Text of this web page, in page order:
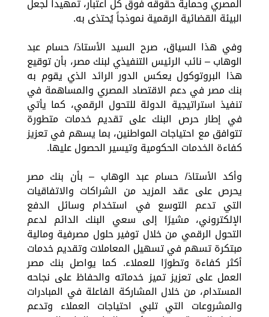
المصري وحماية حقوقه فوق كل اعتبار، تمهيداً لجعل
البيئة القضائية الرقمية نموذجاً يُحتذى به.
وفي هذا السياق، صرح السيد الأستاذ/ حسام عبد
الوهاب – نائب الرئيس التنفيذي لبنك مصر، بأن توقيع
هذا البروتوكول يعكس الدور الرائد الذي يقوم به
بنك مصر في دعم الاقتصاد المصري والمساهمة في
تنفيذ استراتيجية الدولة للتحول الرقمي، كما يأتي
في إطار حرص البنك على تقديم خدمات متطورة
تتوافق مع احتياجات المواطنين، بما يسهم في تعزيز
كفاءة الخدمات الحكومية وتيسير الحصول عليها.
وأكد الأستاذ/ حسام عبد الوهاب – بأن بنك مصر
يحرص على عقد المزيد من الشراكات والاتفاقيات
التي تدعم التوسع في استخدام وسائل الدفع
الإلكتروني، مشيرًا إلى سعي البنك الدائم لدعم
التحول الرقمي من خلال توفير حلول مصرفية ومالية
مبتكرة تسهم في تسهيل المعاملات وتقديم خدمات
أكثر كفاءة وتطورًا للعملاء. كما يواصل بنك مصر
العمل على تعزيز تميز خدماته والحفاظ على نجاحه
المستدام، من خلال المشاركة الفاعلة في المبادرات
والمشروعات التي تلبي احتياجات العملاء وتدعم